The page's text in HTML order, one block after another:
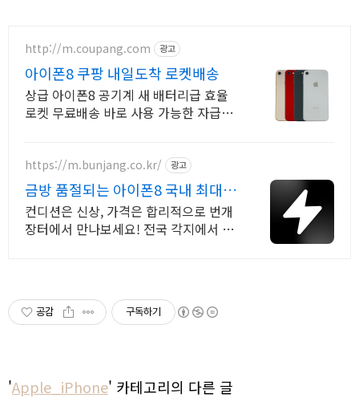
http://m.coupang.com 광고
아이폰8 쿠팡 내일도착 로켓배송
상급 아이폰8 공기계 새 배터리급 효율
로켓 무료배송 바로 사용 가능한 자급제
https://m.bunjang.co.kr/ 광고
금방 품절되는 아이폰8 국내 최대
브랜드 중고거래
컨디션은 신상, 가격은 합리적으로 번개
장터에서 만나보세요! 전국 각지에서 올
공감 구독하기
'Apple_iPhone' 카테고리의 다른 글